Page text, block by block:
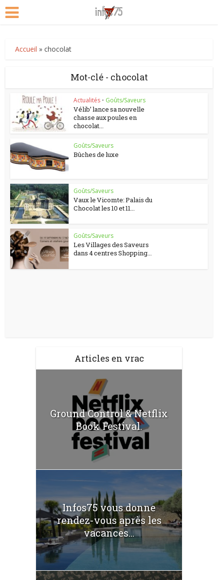
Accueil »chocolat
Mot-clé - chocolat
Actualités • Goûts/Saveurs
Vélib’ lance sa nouvelle
chasse aux poules en
chocolat...
Goûts/Saveurs
Bûches de luxe
Goûts/Saveurs
Vaux le Vicomte: Palais du
Chocolat les 10 et 11...
Goûts/Saveurs
Les Villages des Saveurs
dans 4 centres Shopping...
Articles en vrac
Ground Control & Netflix
Book Festival.
Infos75 vous donne
rendez-vous après les
vacances...